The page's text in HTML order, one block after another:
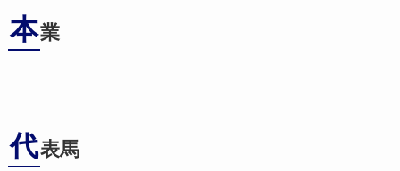
本業
代表馬